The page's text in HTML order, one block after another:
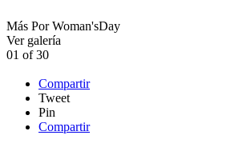
Más PorWoman'sDay
Ver galería
01 of 30
Compartir
Tweet
Pin
Compartir